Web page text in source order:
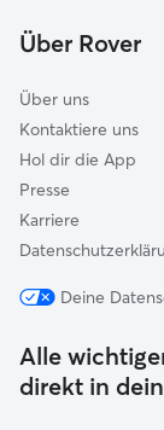
Norderstedt
Über Rover
Über uns
Kontaktiere uns
Hol dir die App
Presse
Karriere
Deine
Alle
direkt in